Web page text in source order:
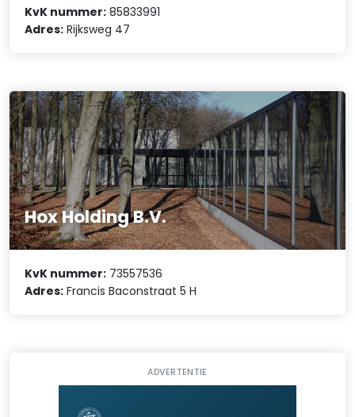
KvK nummer: 85833991
Adres: Rijksweg 47
Hox Holding B.V.
KvK nummer: 73557536
Adres: Francis Baconstraat 5 H
ADVERTENTIE